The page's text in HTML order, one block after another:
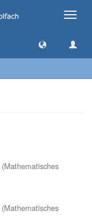
Toggle
(Mathematisches
(Mathematisches